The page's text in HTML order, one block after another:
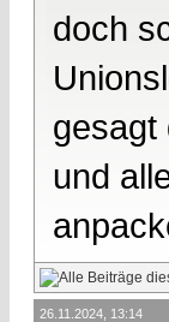
doch
gesagt
und
26.11.2024, 13:14